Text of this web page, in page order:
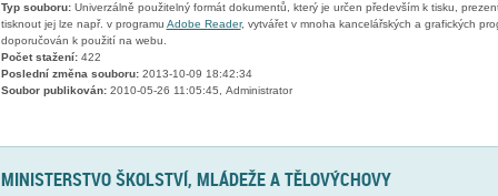
Typ souboru:Univerzálně použitelný formát dokumentů, který je určen především k tisku,
tisknout jej lze např. v programu Adobe Reader, vytvářet v mnoha kancelářských a grafických
doporučován k použití na webu.
Počet stažení:422
Poslední změna souboru:2013-10-09 18:42:34
Soubor publikován:2010-05-26 11:05:45, Administrator
MINISTERSTVO ŠKOLSTVÍ, MLÁDEŽE A TĚLOVÝCHOVY